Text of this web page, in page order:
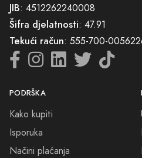
JIB: 4512262240008
Šifra djelatnosti: 47.91
Tekući račun: 555-700-
PODRŠKA
Kako kupiti
Isporuka
Načini plaćanja